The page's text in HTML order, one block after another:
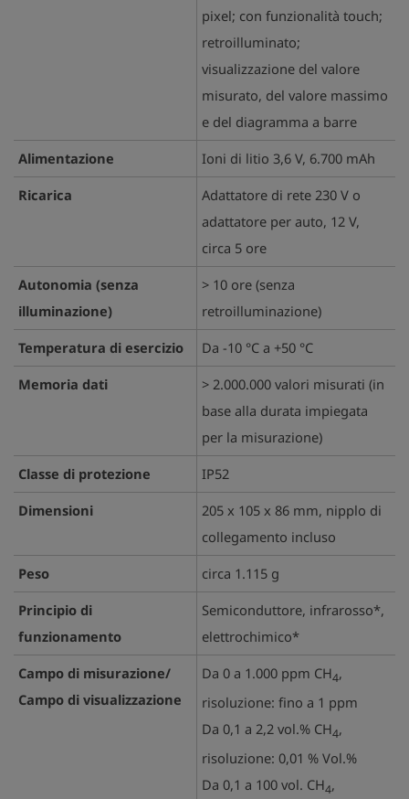
pixel; con funzionalità touch;
retroilluminato;
visualizzazione del valore
misurato, del valore massimo
e del diagramma a barre
Alimentazione
Ioni di litio 3,6 V, 6.700 mAh
Ricarica
Adattatore di rete 230 V o
adattatore per auto, 12 V,
circa 5 ore
Autonomia (senza
illuminazione)
> 10 ore (senza
retroilluminazione)
Temperatura di esercizio
Da -10 °C a +50 °C
Memoria dati
> 2.000.000 valori misurati (in
base alla durata impiegata
per la misurazione)
Classe di protezione
IP52
Dimensioni
205 x 105 x 86 mm, nipplo di
collegamento incluso
Peso
circa 1.115 g
Principio di
funzionamento
Semiconduttore, infrarosso*,
elettrochimico*
Campo di misurazione/
Campo di visualizzazione
Da 0 a 1.000 ppm CH4,
risoluzione: fino a 1 ppm
Da 0,1 a 2,2 vol.% CH4,
risoluzione: 0,01 % Vol.%
Da 0,1 a 100 vol. CH4,